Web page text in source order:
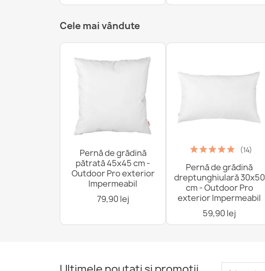
Cele mai vândute
Pernă de grădină
pătrată 45x45 cm -
Outdoor Pro exterior
Impermeabil
79,90 lej
(14)
Pernă de grădină
dreptunghiulară 30x50
cm - Outdoor Pro
exterior Impermeabil
59,90 lej